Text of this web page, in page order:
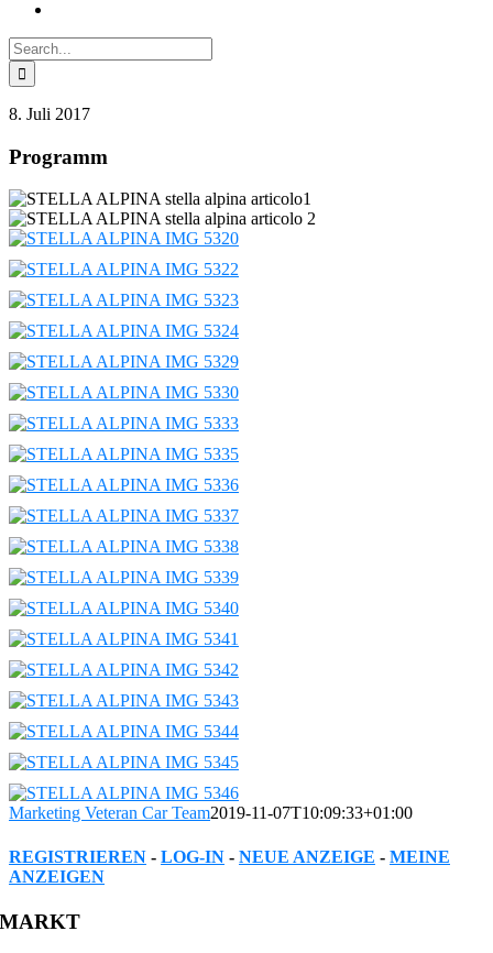
Search
for:
8. Juli 2017
Programm
Marketing Veteran Car Team2019-11-07T10:09:33+01:00
REGISTRIEREN - LOG-IN - NEUE ANZEIGE - MEINE
ANZEIGEN
Facebook
Twitter
Reddit
LinkedIn
WhatsApp
Tumblr
Pinterest
Vk
Xing
Email
MARKT